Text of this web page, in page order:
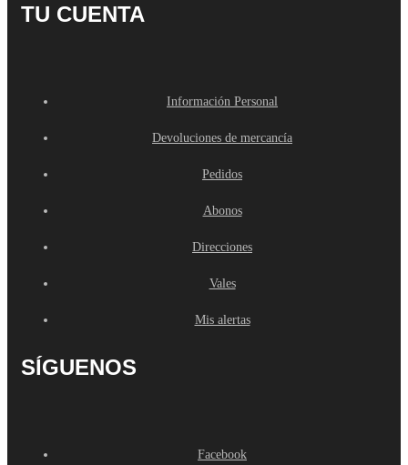
TU CUENTA
Información Personal
Devoluciones de mercancía
Pedidos
Abonos
Direcciones
Vales
Mis alertas
SÍGUENOS
Facebook